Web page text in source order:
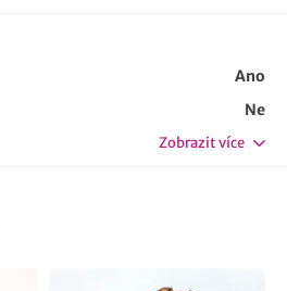
Ano
Ne
Zobrazit více